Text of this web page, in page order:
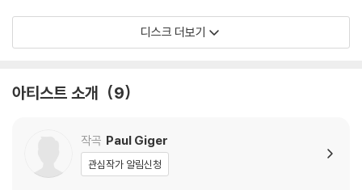
디스크 더보기
아티스트 소개 9
작곡 Paul Giger
관심작가 알림신청